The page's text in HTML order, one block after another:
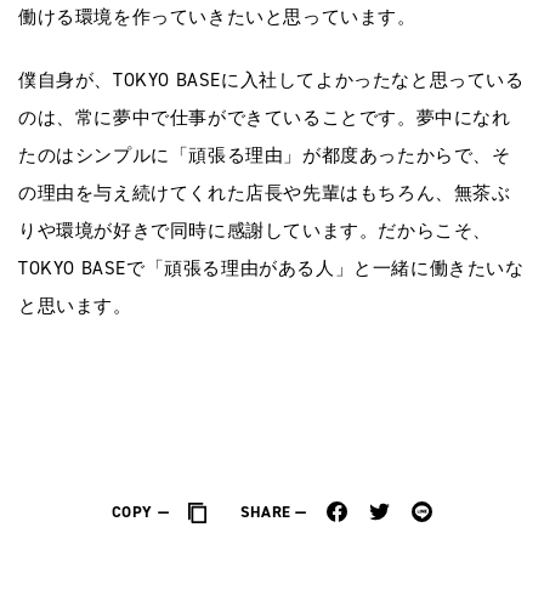
働ける環境を作っていきたいと思っています。
僕自身が、TOKYO BASEに入社してよかったなと思っている
のは、常に夢中で仕事ができていることです。夢中になれ
たのはシンプルに「頑張る理由」が都度あったからで、そ
の理由を与え続けてくれた店長や先輩はもちろん、無茶ぶ
りや環境が好きで同時に感謝しています。だからこそ、
TOKYO BASEで「頑張る理由がある人」と一緒に働きたいな
と思います。
COPY SHARE